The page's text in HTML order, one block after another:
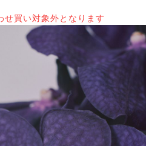
ったら？
る」「折れている」などの
ことでもお気軽にサポート
にて補償いたします。
買い対象外となります